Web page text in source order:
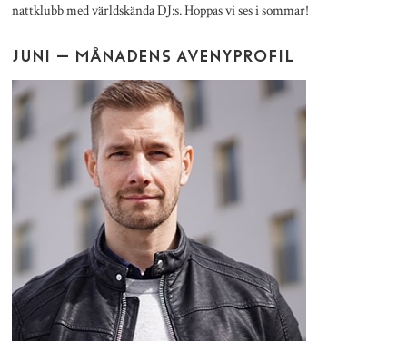
nattklubb med världskända DJ:s. Hoppas vi ses i sommar!
JUNI – MÅNADENS AVENYPROFIL